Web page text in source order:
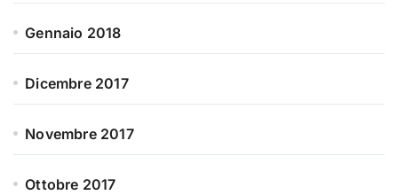
Gennaio 2018
Dicembre 2017
Novembre 2017
Ottobre 2017